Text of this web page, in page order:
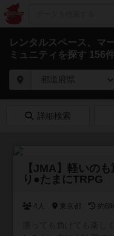
レンタルスペース、マ
ミュニティを探す 156
詳細検索
【JMA】軽いの
り●たまにTRPG
4人 東京都 約6